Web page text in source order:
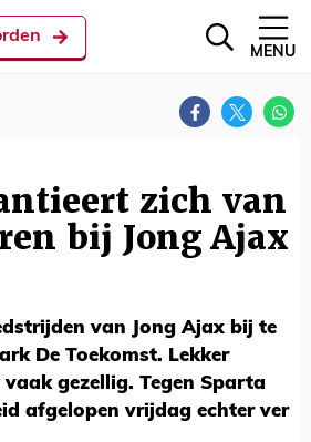
MENU
zich van
bij Jong Ajax
van Jong Ajax bij te
De Toekomst. Lekker
vaak gezellig. Tegen Sparta
afgelopen vrijdag echter ver